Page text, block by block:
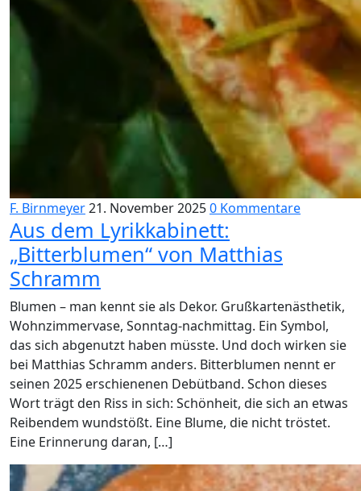
F. Birnmeyer21. November 20250 Kommentare
Aus dem Lyrikkabinett:
„Bitterblumen“ von Matthias
Schramm
Blumen – man kennt sie als Dekor. Grußkartenästhetik,
Wohnzimmervase, Sonntag-nachmittag. Ein Symbol,
das sich abgenutzt haben müsste. Und doch wirken sie
bei Matthias Schramm anders. Bitterblumen nennt er
seinen 2025 erschienenen Debütband. Schon dieses
Wort trägt den Riss in sich: Schönheit, die sich an etwas
Reibendem wundstößt. Eine Blume, die nicht tröstet.
Eine Erinnerung daran, […]